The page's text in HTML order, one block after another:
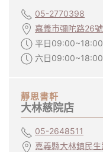
05-2770398
嘉義市彌陀路26號
平日09:00~18:00
六日09:00~18:00
靜思書軒
大林慈院店
05-2648511
嘉義縣大林鎮民